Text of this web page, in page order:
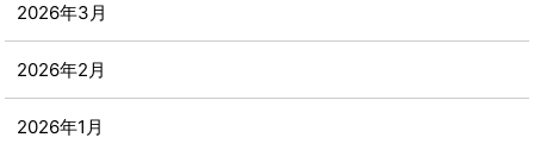
2026年3月
2026年2月
2026年1月